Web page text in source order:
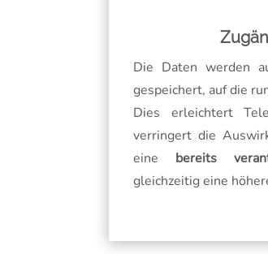
Die Daten werden
gespeichert, auf die
Dies erleichtert
verringert die
eine bereits
gleichzeitig eine